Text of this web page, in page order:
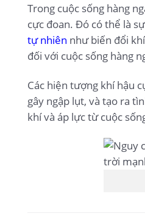
Trong cuộc sống hàng
cực đoan. Đó có thể là
tự nhiên như biến đổi
đối với cuộc sống hàng
Các hiện tượng khí hậu
gây ngập lụt, và tạo ra
khí và áp lực từ cuộc